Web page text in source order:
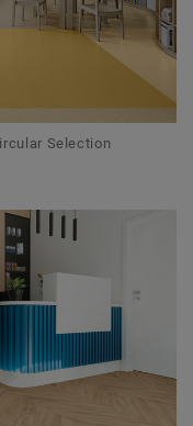
Selection